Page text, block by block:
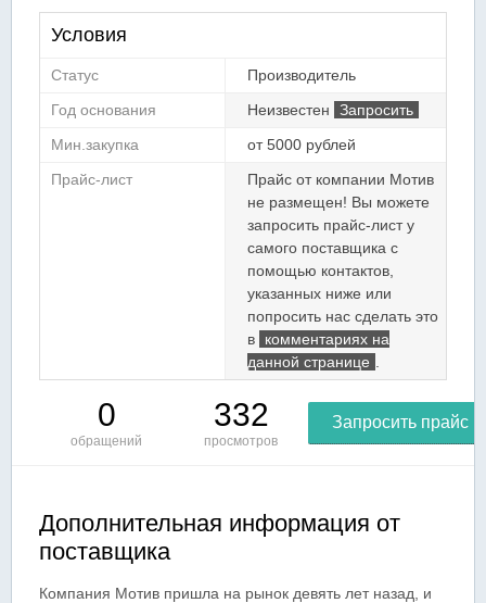
Условия
Статус
Производитель
Год основания
Неизвестен
Запросить
Мин.закупка
от 5000 рублей
Прайс-лист
Прайс от компании Мотив
не размещен! Вы можете
запросить прайс-лист у
самого поставщика с
помощью контактов,
указанных ниже или
попросить нас сделать это
в
комментариях на
данной странице
0
обращений
332
просмотров
Запросить прайс
Дополнительная информация от
поставщика
Компания Мотив пришла на рынок девять лет назад, и